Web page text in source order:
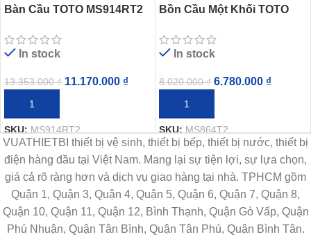
Bàn Cầu TOTO MS914RT2
Êm TC393VS
In stock
13.353.000₫ 11.170.000 ₫
THÊM VÀO GIỎ HÀNG
SKU:MS914RT2
Bồn Cầu Một Khối TOTO
In stock
8.020.000₫ 6.780.000 ₫
THÊM VÀO GIỎ HÀNG
SKU:MS864T2
VUATHIETBI thiết bị vệ sinh, thiết bị bếp, thiết bị nước, thiết bị
điện hàng đầu tại Việt Nam. Mang lại sự tiện lợi, sự lựa chọn,
giá cả rõ ràng hơn và dịch vụ giao hàng tại nhà. TPHCM gồm
Quận 1, Quận 3, Quận 4, Quận 5, Quận 6, Quận 7, Quận 8,
Quận 10, Quận 11, Quận 12, Bình Thạnh, Quận Gò Vấp, Quận
Phú Nhuận, Quận Tân Bình, Quận Tân Phú, Quận Bình Tân.